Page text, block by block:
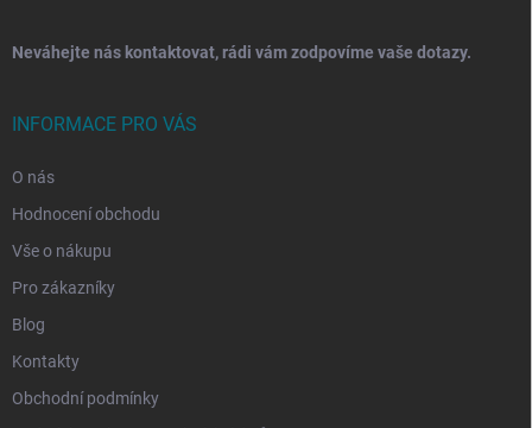
Neváhejte nás kontaktovat, rádi vám zodpovíme vaše dotazy.
INFORMACE PRO VÁS
O nás
Hodnocení obchodu
Vše o nákupu
Pro zákazníky
Blog
Kontakty
Obchodní podmínky